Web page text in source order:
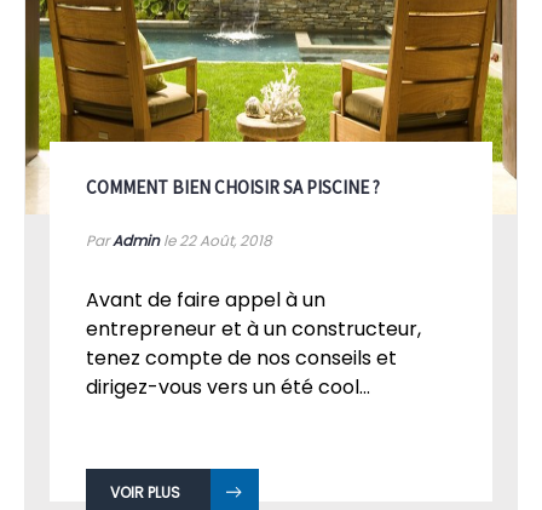
COMMENT BIEN CHOISIR SA PISCINE ?
ParAdminle 22Août, 2018
Avant de faire appel à un
entrepreneur et à un constructeur,
tenez compte de nos conseils et
dirigez-vous vers un été cool...
VOIR PLUS